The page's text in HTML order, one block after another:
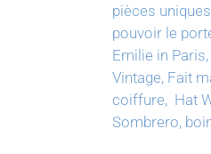
pièces
pouvoir le
Emilie in
Vintage, Fait
coiffure, Hat
Sombrero,